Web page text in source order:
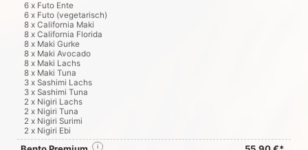
6 x Futo Ente
6 x Futo (vegetarisch)
8 x California Maki
8 x California Florida
8 x Maki Gurke
8 x Maki Avocado
8 x Maki Lachs
8 x Maki Tuna
3 x Sashimi Lachs
3 x Sashimi Tuna
2 x Nigiri Lachs
2 x Nigiri Tuna
2 x Nigiri Surimi
2 x Nigiri Ebi
i